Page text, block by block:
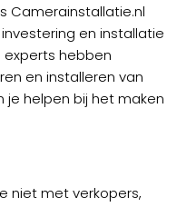
Camerainstallatie.nl
en installatie
experts hebben
en installeren van
je helpen bij het maken
niet met verkopers,